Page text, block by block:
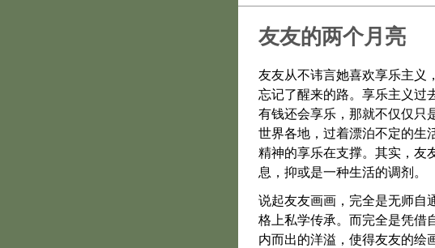
友友的两个月亮
友友从不讳言她喜欢享乐主义
忘记了醒来的路。享乐主义过
有钱还会享乐，那就不仅仅只
世界各地，过着漂泊不定的生
精神的享乐在支撑。其实，友
息，抑或是一种生活的调剂。
说起友友画画，完全是无师自
格上私学传承。而完全是凭借
内而出的洋溢，使得友友的绘